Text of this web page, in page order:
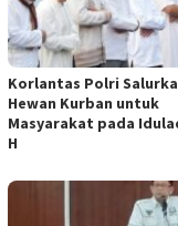
Korlantas Polri
Hewan Kurban untuk
Masyarakat pada
H